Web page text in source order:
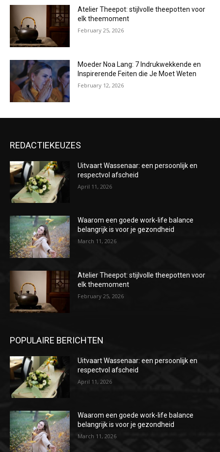
Atelier Theepot: stijlvolle theepotten voor
elk theemoment
February 25, 2026
Moeder Noa Lang: 7 Indrukwekkende en
Inspirerende Feiten die Je Moet Weten
February 12, 2026
REDACTIEKEUZES
Uitvaart Wassenaar: een persoonlijk en
respectvol afscheid
April 11, 2026
Waarom een goede work-life balance
belangrijk is voor je gezondheid
March 11, 2026
Atelier Theepot: stijlvolle theepotten voor
elk theemoment
February 25, 2026
POPULAIRE BERICHTEN
Uitvaart Wassenaar: een persoonlijk en
respectvol afscheid
April 11, 2026
Waarom een goede work-life balance
belangrijk is voor je gezondheid
March 11, 2026